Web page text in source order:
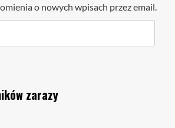
o nowych wpisach przez email.
zarazy